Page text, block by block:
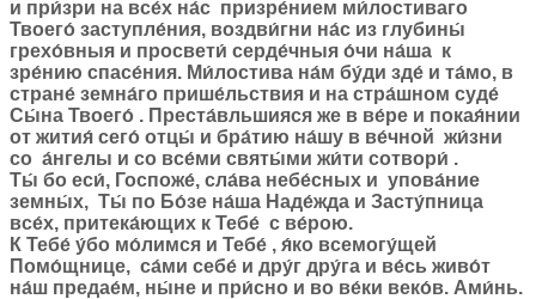
и при́зри на все́х на́с призре́нием ми́лостиваго
Твоего́ заступле́ния, воздви́гни на́с из глубины́
грехо́вныя и просвети́ серде́чныя о́чи на́ша к
зре́нию спасе́ния. Ми́лостива на́м бу́ди зде́ и та́мо, в
стране́ земна́го прише́льствия и на стра́шном суде́
Сы́на Твоего́ . Преста́вльшияся же в ве́ре и покая́нии
от жития́ сего́ отцы́ и бра́тию на́шу в ве́чной жи́зни
со а́нгелы и со все́ми святы́ми жи́ти сотвори́ .
Ты́ бо еси́, Госпоже́, сла́ва небе́сных и упова́ние
земны́х, Ты́ по Бо́зе на́ша Наде́жда и Засту́пница
все́х, притека́ющих к Тебе́ с ве́рою.
К Тебе́ у́бо мо́лимся и Тебе́ , я́ко всемогу́щей
Помо́щнице, са́ми себе́ и дру́г дру́га и ве́сь живо́т
на́ш предае́м, ны́не и при́сно и во ве́ки веко́в. Ами́нь.